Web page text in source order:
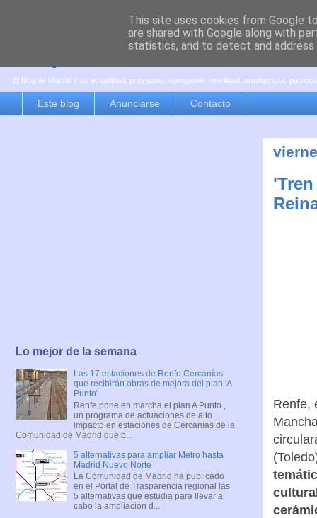
es por madrid
El blog de Madrid y su actualidad, proyectos, transporte, movilidad, arquitectura,
Este blog Anunciarse Contacto
Renfe,
Lo mejor de la semana
Las 17 estaciones de Renfe Cercanías
que recibirán obras de mejora del plan 'A
Punto'
Renfe pone en marcha el plan A Punto ,
un programa de actuaciones de alto
impacto en estaciones de Cercanías de la
Comunidad de Madrid que b...
5 alternativas para ampliar Metro hasta
Madrid Nuevo Norte
La Comunidad de Madrid ha publicado
en el Portal de Trasparencia regional las
5 alternativas que estudia para llevar a
cabo la ampliación d...
This site uses cookies from Google
are shared with Google along with
statistics, and to detect and address